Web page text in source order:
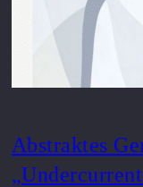
Abstraktes